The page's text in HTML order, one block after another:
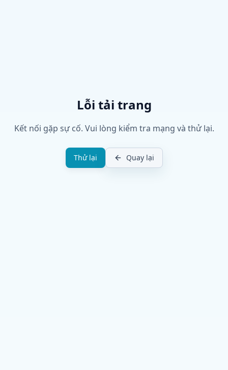
Lỗi tải trang
Kết nối gặp sự cố. Vui lòng kiểm tra mạng và thử lại.
Thử lại Quay lại